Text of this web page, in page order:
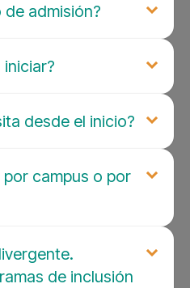
de admisión?
desde el inicio?
por campus o por
de inclusión